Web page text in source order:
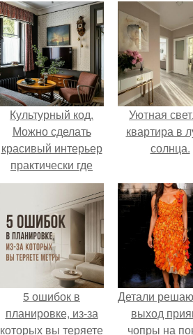
Культурный код.
Можно сделать
красивый интерьер
практически где
угодно.
Уютная
квартира в
солнца.
5 ошибок в
планировке, из-за
которых вы теряете
Детали
выход
чопры на